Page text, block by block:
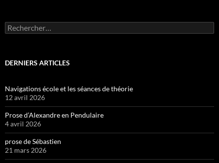
Rechercher :
DERNIERS ARTICLES
Navigations école et les séances de théorie
12 avril 2026
Prose d’Alexandre en Pendulaire
4 avril 2026
prose de Sébastien
21 mars 2026